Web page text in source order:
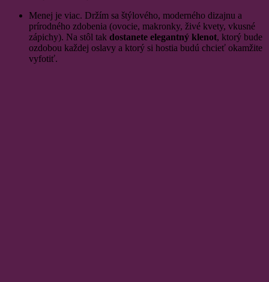
Menej je viac. Držím sa štýlového, moderného dizajnu a
prírodného zdobenia (ovocie, makronky, živé kvety, vkusné
zápichy). Na stôl tak dostanete elegantný klenot, ktorý bude
ozdobou každej oslavy a ktorý si hostia budú chcieť okamžite
vyfotiť.